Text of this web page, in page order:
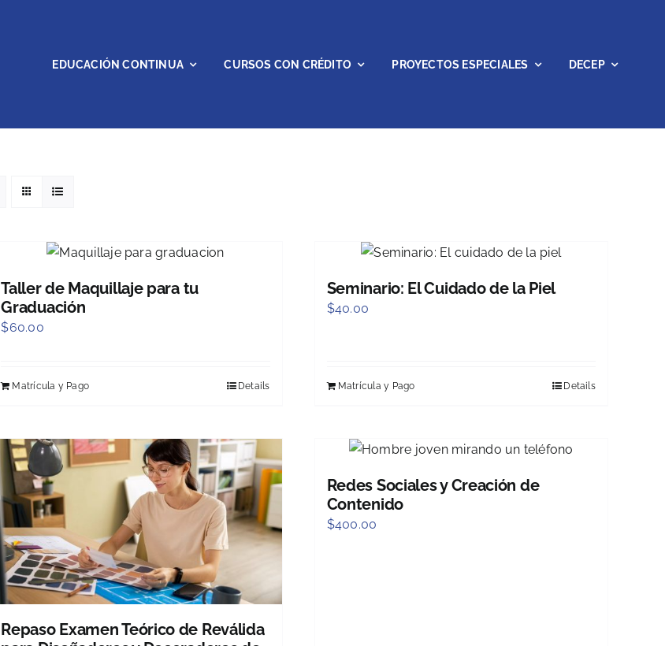
EDUCACIÓN CONTINUA CURSOS CON CRÉDITO PROYECTOS ESPECIALES DECEP
Taller de Maquillaje para tu
Graduación
$60.00
Matrícula y Pago Details
Seminario: El Cuidado de la Piel
$40.00
Matrícula y Pago Details
Repaso Examen Teórico de Reválida
Redes Sociales y Creación de
Contenido
$400.00